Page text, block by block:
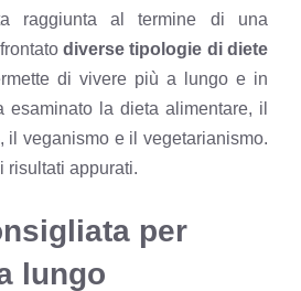
raggiunta al termine di una
diverse tipologie di diete
di vivere più a lungo e in
esaminato la dieta alimentare, il
il veganismo e il vegetarianismo.
risultati appurati.
per
lungo